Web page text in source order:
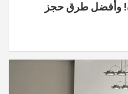
وأفضل طرق حجز